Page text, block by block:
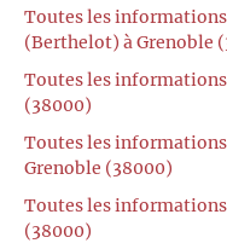
Toutes les
(Berthelot) à Grenoble
Toutes les
(38000)
Toutes les
Grenoble (38000)
Toutes les
(38000)